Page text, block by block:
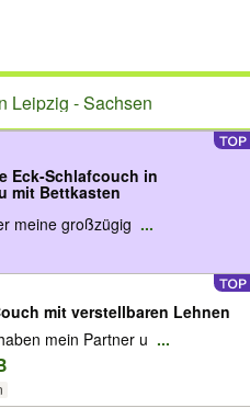
Leipzig - Sachsen
Eck-Schlafcouch in
mit Bettkasten
meine großzügig ...
mit verstellbaren Lehnen
mein Partner u ...